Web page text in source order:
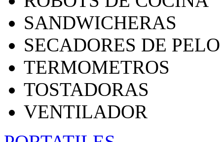
SANDWICHERAS
SECADORES DE PELO
TERMOMETROS
TOSTADORAS
VENTILADOR